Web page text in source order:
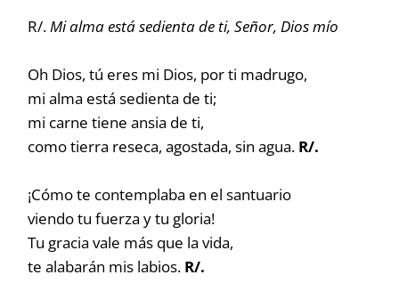
R/.Mi alma está sedienta de ti, Señor, Dios mío
Oh Dios, tú eres mi Dios, por ti madrugo,
mi alma está sedienta de ti;
mi carne tiene ansia de ti,
como tierra reseca, agostada, sin agua. R/.
¡Cómo te contemplaba en el santuario
viendo tu fuerza y tu gloria!
Tu gracia vale más que la vida,
te alabarán mis labios. R/.